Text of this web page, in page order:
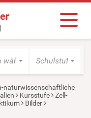
Schulstufe
naturwissenschaftliche
Kursstufe
Zell-
Bilder